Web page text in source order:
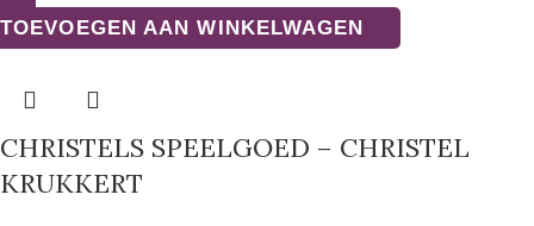
TOEVOEGEN AAN WINKELWAGEN
CHRISTELS SPEELGOED – CHRISTEL
KRUKKERT